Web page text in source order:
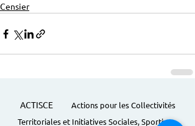
Censier
ACTISCE
Actions pour les Collectivités
Territoriales et Initiatives Sociales, Sportives,